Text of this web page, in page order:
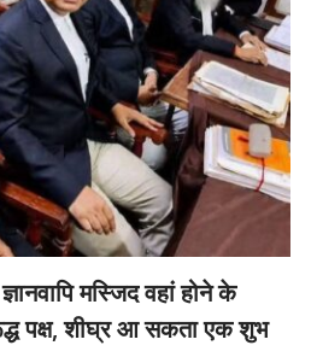
मस्जिद वहां होने के
पक्ष, शीघ्र आ सकता एक शुभ